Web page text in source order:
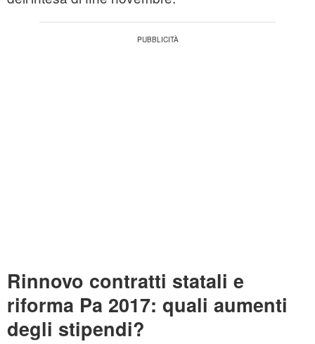
Rinnovo contratti statali e
riforma Pa 2017: quali aumenti
degli stipendi?